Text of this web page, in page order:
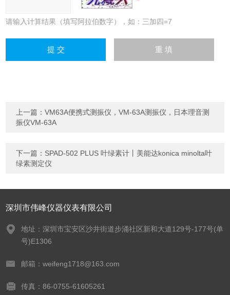
请输入计算结果（填写阿拉伯数字），如：三加四=7
上一篇：VM63A便携式测振仪，VM-63A测振仪，日本理音测
振仪VM-63A
下一篇： SPAD-502 PLUS 叶绿素计丨美能达konica minolta叶
绿素测定仪
深圳市伟峰仪器仪表有限公司
地址：深圳市宝安区沙井街道步涌社区新和大道129号-177号(单
号)E1306
邮箱：weifeng1718@163.com
传真：86-0755-61605261